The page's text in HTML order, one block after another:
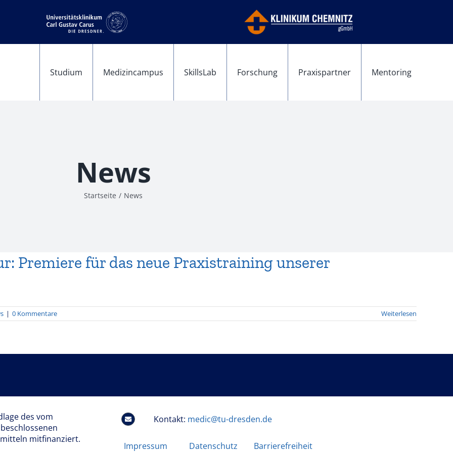
Studium Medizin­campus SkillsLab Forschung Praxispartner Mentoring
News
Startseite News
Premiere für das neue Praxistraining unserer
| 0 Kommentare Weiterlesen
des vom
mitfinanziert.
Kontakt: medic@tu-dresden.de
Impressum Datenschutz Barrierefreiheit